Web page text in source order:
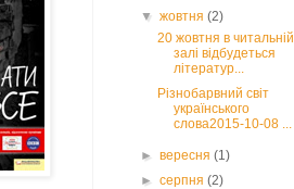
▼жовтня(2)
20 жовтня в читальній
залі відбудеться
літератур...
Різнобарвний світ
українського
слова2015-10-08 ...
►вересня(1)
►серпня(2)